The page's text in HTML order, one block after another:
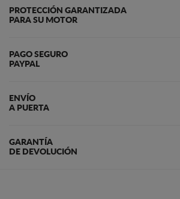
PROTECCIÓN GARANTIZADA
PARA SU MOTOR
PAGO SEGURO
PAYPAL
ENVÍO
A PUERTA
GARANTÍA
DE DEVOLUCIÓN